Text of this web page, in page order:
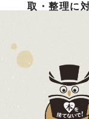
取・整理に